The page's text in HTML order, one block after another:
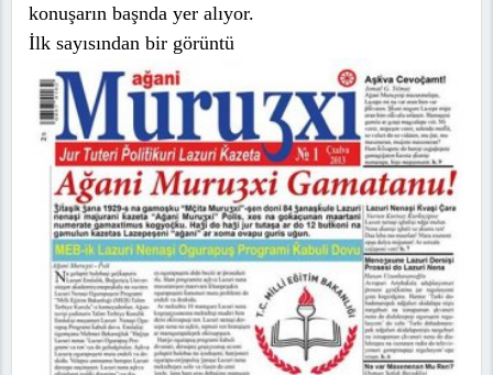
konuşarın başnda yer alıyor.
İlk sayısından bir görüntü